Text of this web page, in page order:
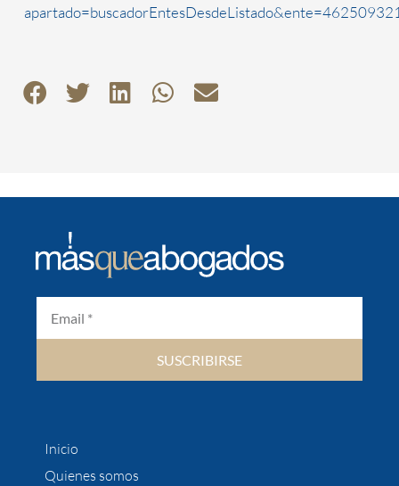
SUSCRIBIRSE
Inicio
Quienes somos